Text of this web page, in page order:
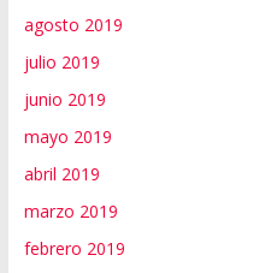
agosto 2019
julio 2019
junio 2019
mayo 2019
abril 2019
marzo 2019
febrero 2019